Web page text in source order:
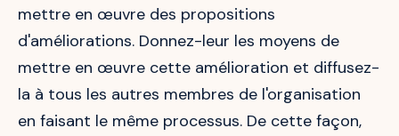
mettre en œuvre des propositions
d'améliorations. Donnez-leur les moyens de
mettre en œuvre cette amélioration et diffusez-
la à tous les autres membres de l'organisation
en faisant le même processus. De cette façon,